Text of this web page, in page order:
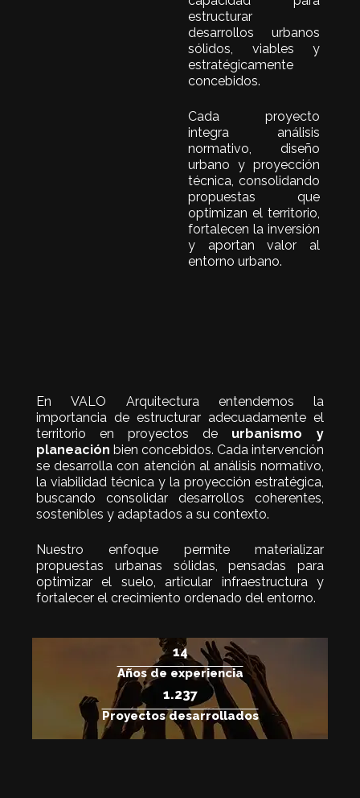
estructurar
desarrollos urbanos
sólidos, viables y
estratégicamente
concebidos.
Cada proyecto
integra análisis
normativo, diseño
urbano y proyección
técnica, consolidando
propuestas que
optimizan el territorio,
fortalecen la inversión
y aportan valor al
entorno urbano.
En VALO Arquitectura entendemos la
importancia de estructurar adecuadamente el
territorio en proyectos de urbanismo y
planeación bien concebidos. Cada intervención
se desarrolla con atención al análisis normativo,
la viabilidad técnica y la proyección estratégica,
buscando consolidar desarrollos coherentes,
sostenibles y adaptados a su contexto.
Nuestro enfoque permite materializar
propuestas urbanas sólidas, pensadas para
optimizar el suelo, articular infraestructura y
fortalecer el crecimiento ordenado del entorno.
15
Años de experiencia
1.250
Proyectos desarrollados